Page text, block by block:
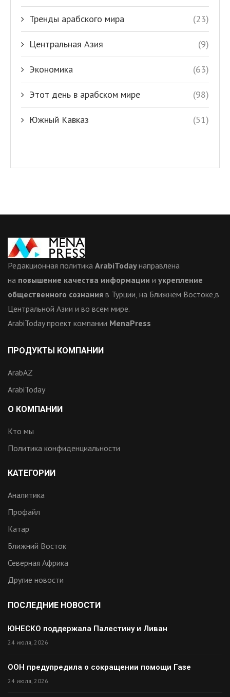
Тренды арабского мира (23)
Центральная Азия (9)
Экономика (63)
Этот день в арабском мире (98)
Южный Кавказ (51)
Редакционная политика ArabiTodayнаправлена
на повышение качества информации и укрепление
общественного сознания в Турции, на Ближнем Востоке,в
Центральной Азии и во всем мире.
ArabiToday проект компании MenaPress
ПРОДУКТЫ КОМПАНИИ
ArabAZ
ArabiToday
О КОМПАНИИ
Кто мы
Политика конфиденциальности
КАТЕГОРИИ
Аналитика
Профайл
Катар
Ближний Восток
Северная Африка
Другие новости
ПОСЛЕДНИЕ НОВОСТИ
ЮНЕСКО поддержала Палестину и Ливан
24 июля, 2026
ООН предупредила о сокращении помощи Газе
24 июля, 2026